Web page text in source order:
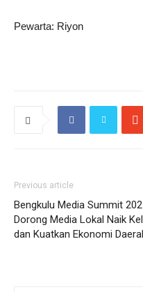
Pewarta: Riyon
Previous article
Bengkulu Media Summit
Dorong Media Lokal Naik
dan Kuatkan Ekonomi